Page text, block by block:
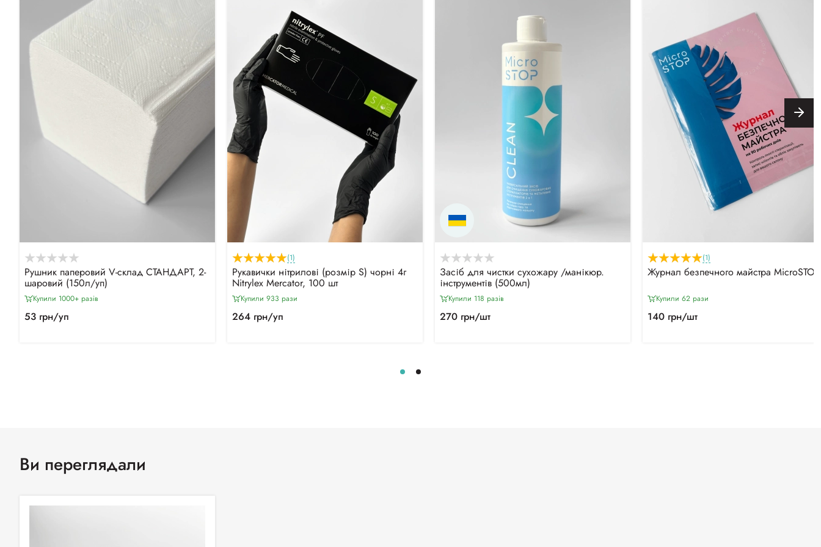
Рушник паперовий V-склад СТАНДАРТ, 2-
шаровий (150л/уп)
Купили 1000+ разiв
53 грн/уп
(1)
Рукавички нітрилові (розмір S) чорні 4г
Nitrylex Mercator, 100 шт
Купили 933 рази
264 грн/уп
Засіб для чистки сухожару /манікюр.
інструментів (500мл)
Купили 118 разiв
270 грн/шт
(1)
Журнал безпечного майстра MicroSTOP
Купили 62 рази
140 грн/шт
Ви переглядали